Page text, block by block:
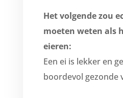
Het volgende zou
moeten weten als
eieren:
Een ei is lekker en
boordevol gezonde